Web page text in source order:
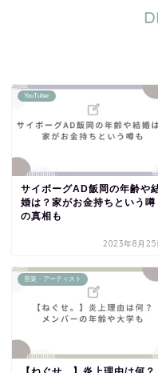
YouTuber
サイボーグAD飯岡の年齢や
婚は？家がお金持ちという噂
の真相も
2023年8月25
音楽・アーティスト